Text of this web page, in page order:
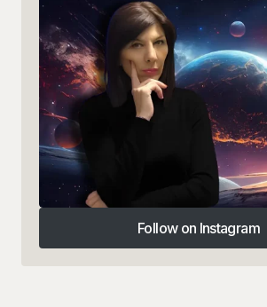
Follow on Instagram
Follow on Instagram